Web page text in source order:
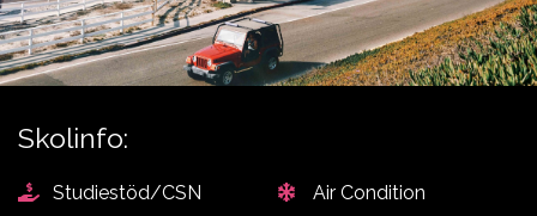
Skolinfo:
Studiestöd/CSN
Air Condition